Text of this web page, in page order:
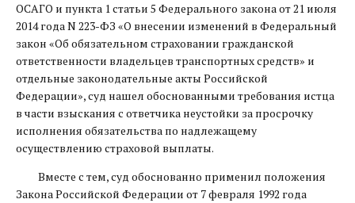
ОСАГО и пункта 1 статьи 5 Федерального закона от 21 июля
2014 года N 223-ФЗ «О внесении изменений в Федеральный
закон «Об обязательном страховании гражданской
ответственности владельцев транспортных средств» и
отдельные законодательные акты Российской
Федерации», суд нашел обоснованными требования истца
в части взыскания с ответчика неустойки за просрочку
исполнения обязательства по надлежащему
осуществлению страховой выплаты.
Вместе с тем, суд обоснованно применил положения
Закона Российской Федерации от 7 февраля 1992 года